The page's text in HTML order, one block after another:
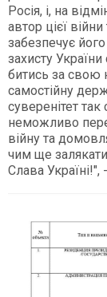
Росія, і, на
автор цієї
забезпечує
захисту
битись за свою
самостійну
суверенітет
неможливо
війну та
чим ще
Слава